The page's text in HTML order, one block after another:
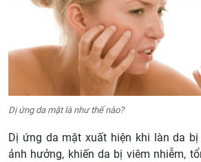
Dị ứng da mặt là như thế nào?
Dị ứng da mặt xuất hiện khi làn da
ảnh hưởng, khiến da bị viêm nhiễm,